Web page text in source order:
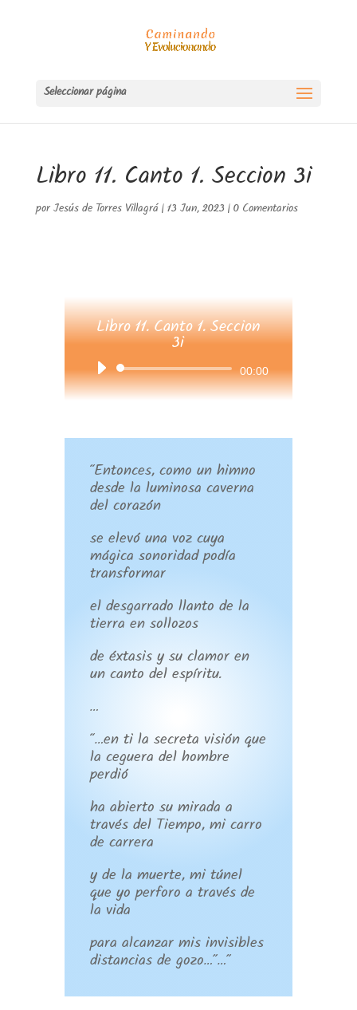
Seleccionar página
Libro 11. Canto 1. Seccion 3i
por Jesús de Torres Villagrá | 13 Jun, 2023 | 0 Comentarios
Libro 11. Canto 1. Seccion
3i
Reproductor
de
00:00
“Entonces, como un himno
desde la luminosa caverna
del corazón
se elevó una voz cuya
mágica sonoridad podía
transformar
el desgarrado llanto de la
tierra en sollozos
de éxtasis y su clamor en
un canto del espíritu.
…
“…en ti la secreta visión que
la ceguera del hombre
perdió
ha abierto su mirada a
través del Tiempo, mi carro
de carrera
y de la muerte, mi túnel
que yo perforo a través de
la vida
para alcanzar mis invisibles
distancias de gozo…”…”